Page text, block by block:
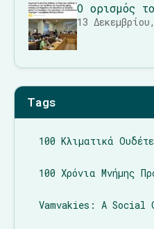
Ο ορισμός
13
Tags
100 Κλιματικά
100 Χρόνια Μνήμης
Vamvakies: A Social